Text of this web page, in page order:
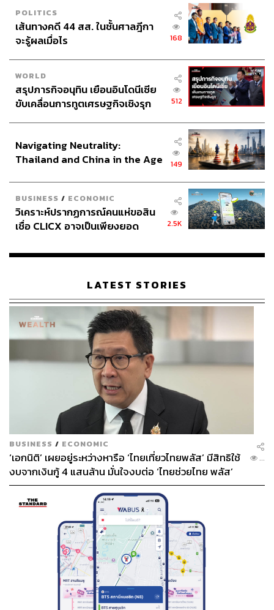
POLITICS
เส้นทางคดี 44 สส. ในชั้นศาลฎีกา
จะรู้ผลเมื่อไร
168
WORLD
สรุปภารกิจอนุทิน เยือนอินโดนีเซีย
ขับเคลื่อนการทูตเศรษฐกิจเชิงรุก
512
Navigating Neutrality:
Thailand and China in the Age
149
BUSINESS / ECONOMIC
วิเคราะห์ปรากฏการณ์คนแห่ขอสิน
เชื่อ CLICX อาจเป็นเพียงยอด
เรือนไทยที่ถูกซุกไว้
2.5K
LATEST STORIES
BUSINESS / ECONOMIC
‘เอกนิติ’ เผยอยู่ระหว่างหารือ ‘ไทยเที่ยวไทยพลัส’ มีสิทธิใช้
งบจากเงินกู้ 4 แสนล้าน มั่นใจงบต่อ ‘ไทยช่วยไทย พลัส’
เฟส 2 มีเพียงพอ
...